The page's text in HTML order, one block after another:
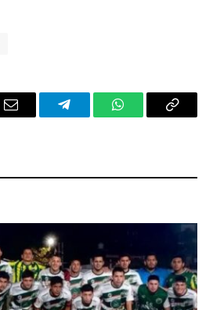
Email TelegramWhatsAppCopy